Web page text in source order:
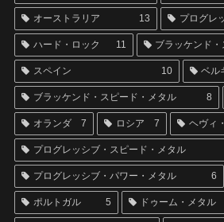
オーストラリア 13 プログレ
ハード・ロック 11 ブラッケンド
スペイン 10 ベル
ブラッケンド・スピード・メタル 8
オランダ 7 ロシア 7 ヘヴィ
プログレッシブ・スピード・メタル
プログレッシブ・パワー・メタル 6
ポルトガル 5 ドゥーム・メタル